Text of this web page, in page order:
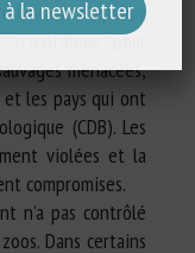
du public
pour
menacées,
et les pays qui ont
(CDB). Les
violées et la
compromises.
n’a pas contrôlé
Dans certains